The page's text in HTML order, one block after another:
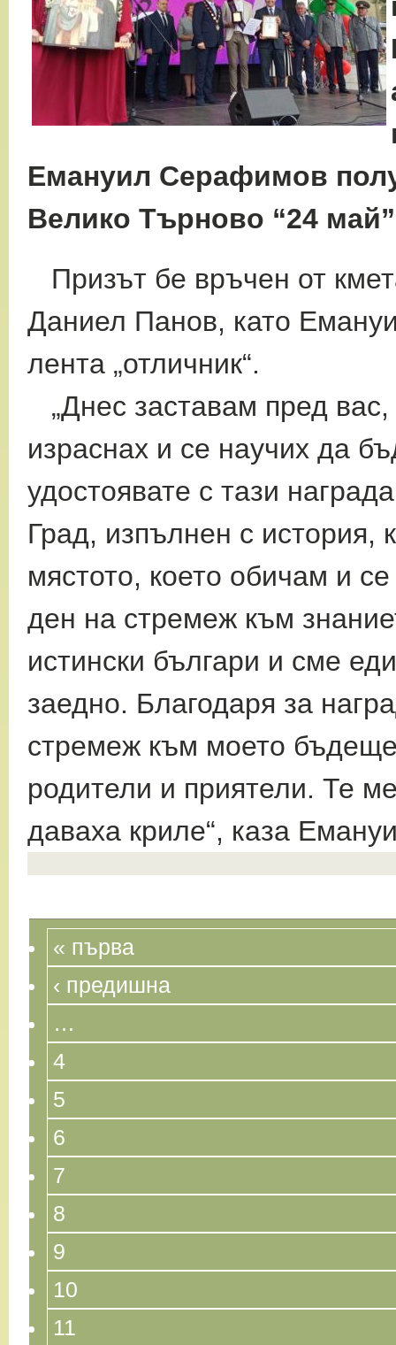
Емануил Серафимов
Велико Търново “24
Призът бе връчен от
Даниел Панов, като
лента „отличник“.
„Днес заставам пред вас,
израснах и се научих да
удостоявате с тази
Град, изпълнен с история,
мястото, което обичам и
ден на стремеж към
истински българи и сме
заедно. Благодаря за
стремеж към моето
родители и приятели. Те
даваха криле“, каза
« първа
‹ предишна
…
4
5
6
7
8
9
10
11